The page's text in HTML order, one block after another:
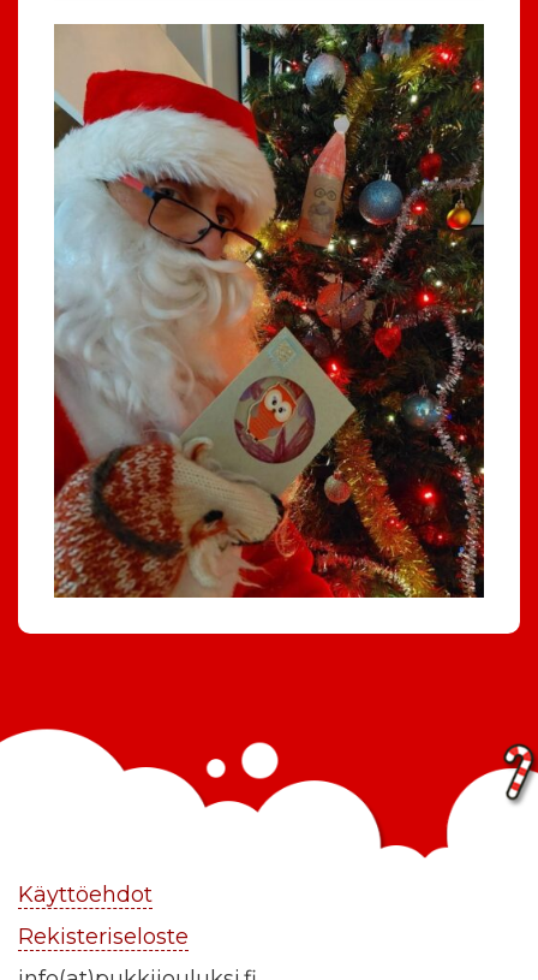
Käyttöehdot
Rekisteriseloste